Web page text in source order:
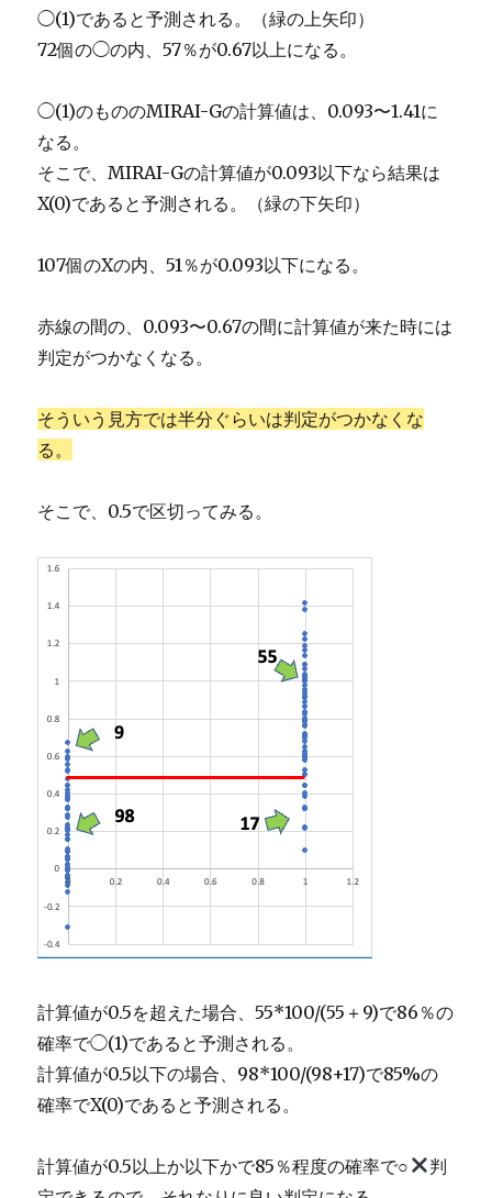
◯(1)であると予測される。（緑の上矢印）
72個の◯の内、57％が0.67以上になる。
◯(1)のもののMIRAI-Gの計算値は、0.093〜1.41に
なる。
そこで、MIRAI-Gの計算値が0.093以下なら結果は
X(0)であると予測される。（緑の下矢印）
107個のXの内、51％が0.093以下になる。
赤線の間の、0.093〜0.67の間に計算値が来た時には
判定がつかなくなる。
そういう見方では半分ぐらいは判定がつかなくな
る。
そこで、0.5で区切ってみる。
計算値が0.5を超えた場合、55*100/(55＋9)で86％の
確率で◯(1)であると予測される。
計算値が0.5以下の場合、98*100/(98+17)で85%の
確率でX(0)であると予測される。
計算値が0.5以上か以下かで85％程度の確率で○
判